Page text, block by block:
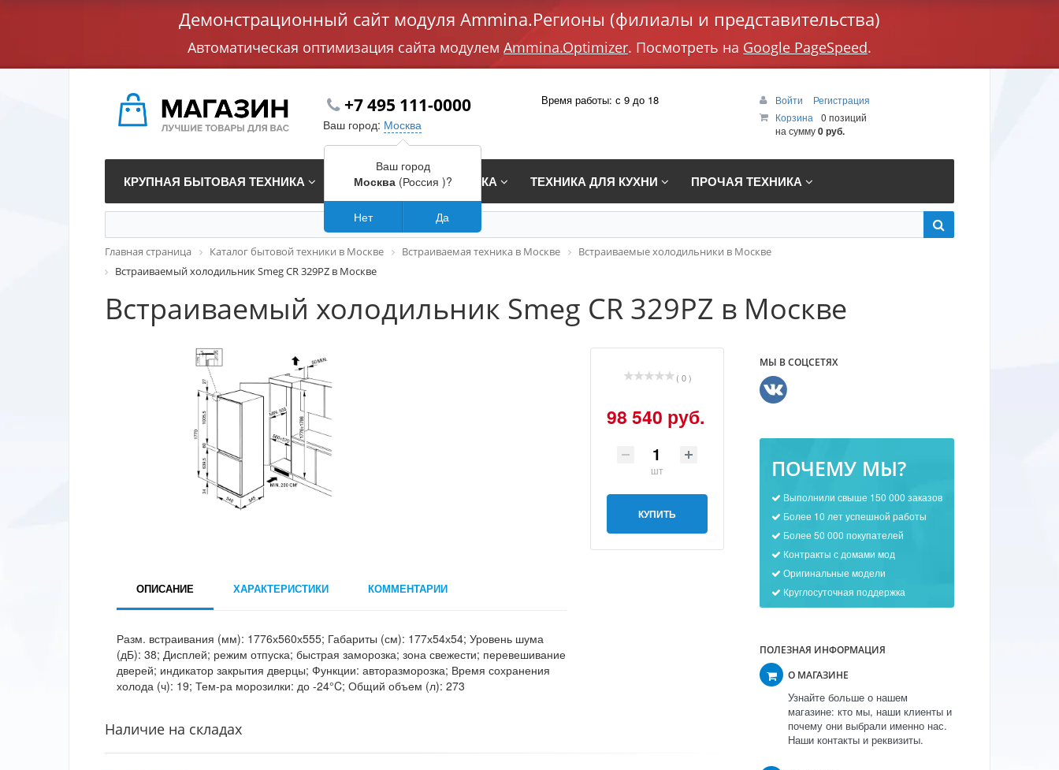
Демонстрационный сайт модуля Ammina.Регионы (филиалы и представительства)
Автоматическая оптимизация сайта модулем Ammina.Optimizer. Посмотреть на Google PageSpeed.
+7 495 111-0000
Ваш город: Москва
Время работы: с 9 до 18 Войти
Регистрация
Корзина
0 позиций
на сумму0 руб.
КРУПНАЯ БЫТОВАЯ ТЕХНИКА ВСТРАИВАЕМАЯ ТЕХНИКА ТЕХНИКА ДЛЯ КУХНИ ПРОЧАЯ ТЕХНИКА
Главная страница Каталог бытовой техники в Москве Встраиваемая техника в Москве
Встраиваемые холодильники в Москве
Встраиваемый холодильник Smeg CR 329PZ в Москве
Встраиваемый холодильник Smeg CR 329PZ в Москве
( 0 )
98 540 руб.
шт
КУПИТЬ
ОПИСАНИЕ ХАРАКТЕРИСТИКИ КОММЕНТАРИИ
Разм. встраивания (мм): 1776х560х555; Габариты (см): 177х54х54; Уровень шума
(дБ): 38; Дисплей; режим отпуска; быстрая заморозка; зона свежести; перевешивание
дверей; индикатор закрытия дверцы; Функции: авторазморозка; Время сохранения
холода (ч): 19; Тем-ра морозилки: до -24°C; Общий объем (л): 273
Наличие на складах
МЫ В СОЦСЕТЯХ
ПОЧЕМУ МЫ?
Выполнили свыше 150 000 заказов
Более 10 лет успешной работы
Более 50 000 покупателей
Контракты с домами мод
Оригинальные модели
Круглосуточная поддержка
ПОЛЕЗНАЯ ИНФОРМАЦИЯ
О МАГАЗИНЕ
Узнайте больше о нашем
магазине: кто мы, наши клиенты и
почему они выбрали именно нас.
Наши контакты и реквизиты.
Ваш город
Москва(Россия )?
Нет Да